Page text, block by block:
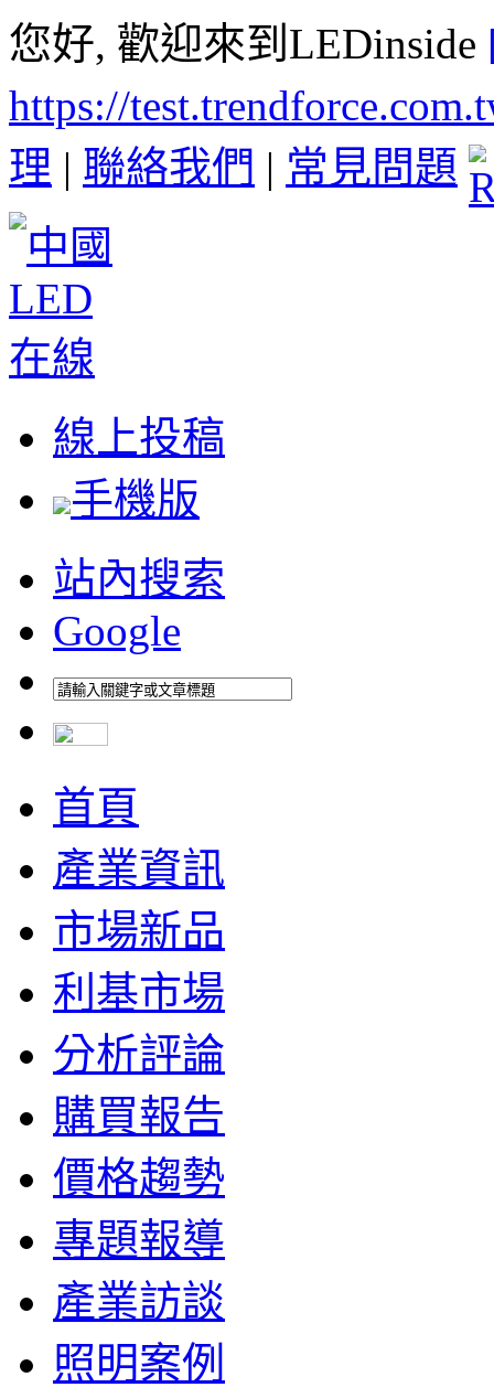
您好, 歡迎來到LEDinside
https://
理 | 聯絡我們 | 常見問題
線上投稿
手機版
站內搜索
Google
首頁
產業資訊
市場新品
利基市場
分析評論
購買報告
價格趨勢
專題報導
產業訪談
照明案例